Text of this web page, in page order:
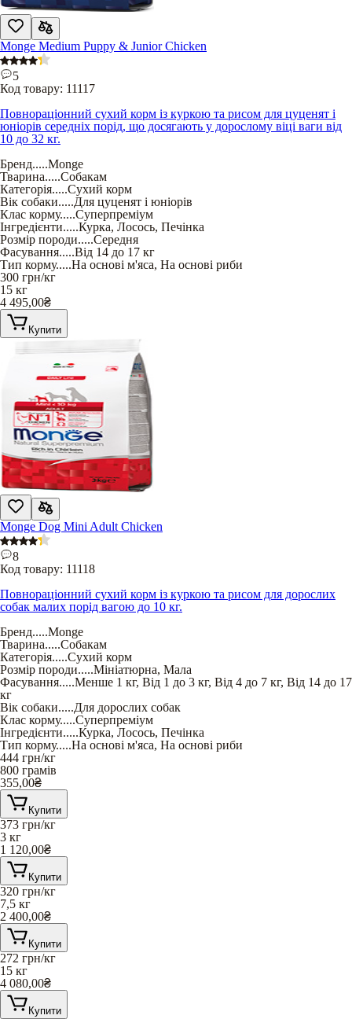
Monge Medium Puppy & Junior Chicken
5
Код товару: 11117
Повнораціонний сухий корм із куркою та рисом для цуценят і
юніорів середніх порід, що досягають у дорослому віці ваги від
10 до 32 кг.
Бренд.....Monge
Тварина.....Собакам
Категорія.....Сухий корм
Вік собаки.....Для цуценят і юніорів
Клас корму.....Суперпреміум
Інгредієнти.....Курка, Лосось, Печінка
Розмір породи.....Середня
Фасування.....Від 14 до 17 кг
Тип корму.....На основі м'яса, На основі риби
300 грн/кг
15 кг
4 495,00₴
Купити
Monge Dog Mini Adult Chicken
8
Код товару: 11118
Повнораціонний сухий корм із куркою та рисом для дорослих
собак малих порід вагою до 10 кг.
Бренд.....Monge
Тварина.....Собакам
Категорія.....Сухий корм
Розмір породи.....Мініатюрна, Мала
Фасування.....Менше 1 кг, Від 1 до 3 кг, Від 4 до 7 кг, Від 14 до 17
кг
Вік собаки.....Для дорослих собак
Клас корму.....Суперпреміум
Інгредієнти.....Курка, Лосось, Печінка
Тип корму.....На основі м'яса, На основі риби
444 грн/кг
800 грамів
355,00₴
Купити
373 грн/кг
3 кг
1 120,00₴
Купити
320 грн/кг
7,5 кг
2 400,00₴
Купити
272 грн/кг
15 кг
4 080,00₴
Купити